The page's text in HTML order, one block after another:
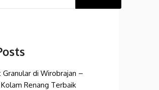
Granular di Wirobrajan –
Renang Terbaik